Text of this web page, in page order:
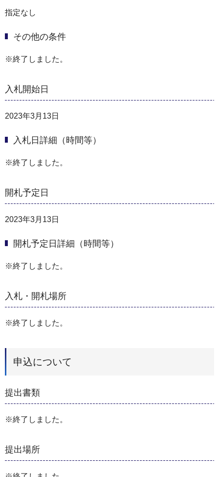
指定なし
その他の条件
※終了しました。
入札開始日
2023年3月13日
入札日詳細（時間等）
※終了しました。
開札予定日
2023年3月13日
開札予定日詳細（時間等）
※終了しました。
入札・開札場所
※終了しました。
申込について
提出書類
※終了しました。
提出場所